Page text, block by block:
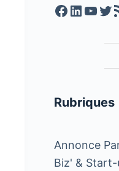
Rubriques
Annonce
Biz' & Start-